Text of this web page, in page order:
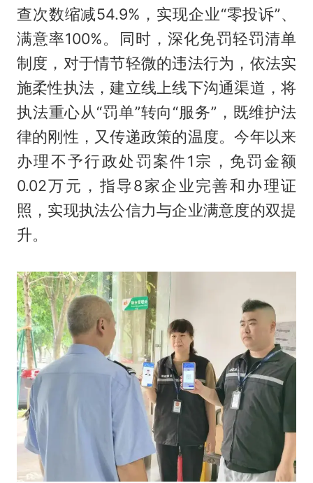
查次数缩减54.9%，实现企业“零投诉”、
满意率100%。同时，深化免罚轻罚清单
制度，对于情节轻微的违法行为，依法实
施柔性执法，建立线上线下沟通渠道，将
执法重心从“罚单”转向“服务”，既维护法
律的刚性，又传递政策的温度。今年以来
办理不予行政处罚案件1宗，免罚金额
0.02万元，指导8家企业完善和办理证
照，实现执法公信力与企业满意度的双提
升。